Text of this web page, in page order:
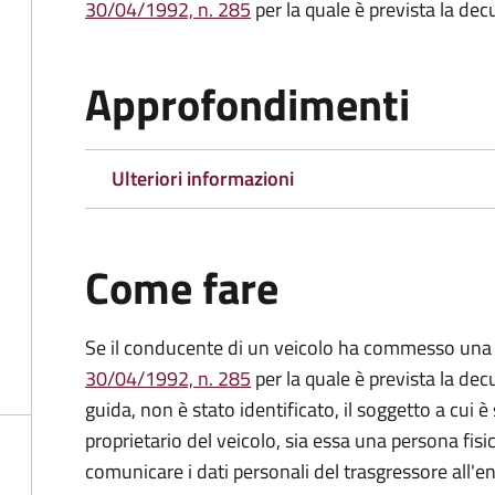
30/04/1992, n. 285 per la quale è prevista la
Approfondimenti
Ulteriori informazioni
Come fare
Se il conducente di un veicolo ha commesso
30/04/1992, n. 285 per la quale è prevista la
guida, non è stato identificato, il soggetto a cui
proprietario del veicolo, sia essa una persona
comunicare i dati personali del trasgressore